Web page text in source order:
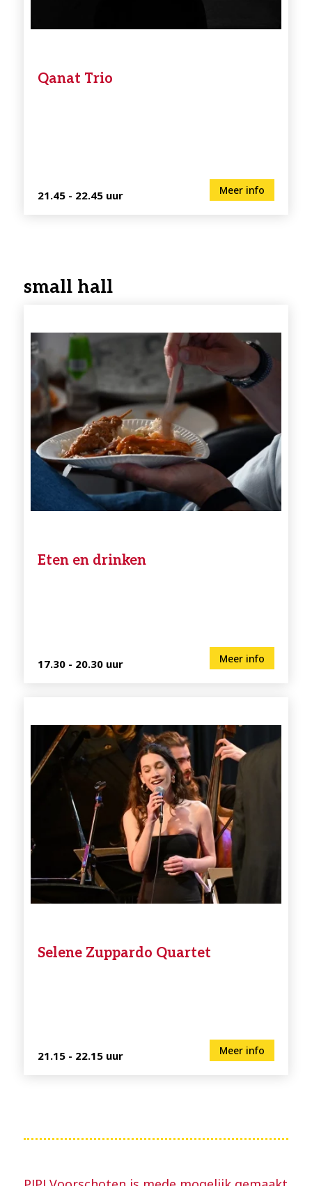
Qanat Trio
Meer info
21.45 - 22.45 uur
small hall
Eten en drinken
Meer info
17.30 - 20.30 uur
Selene Zuppardo Quartet
Meer info
21.15 - 22.15 uur